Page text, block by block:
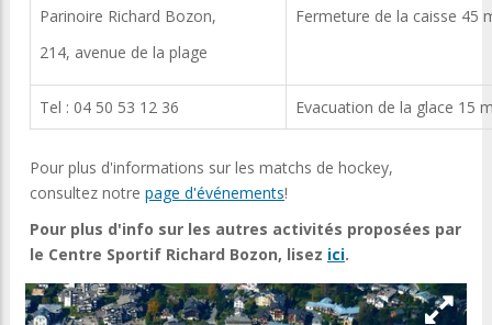
Parinoire Richard Bozon,
214, avenue de la plage
Fermeture de la caisse 45
Tel : 04 50 53 12 36 Evacuation de la glace 15
Pour plus d'informations sur les matchs de hockey,
consultez notre page d'événements!
Pour plus d'info sur les autres activités proposées par
le Centre Sportif Richard Bozon, lisez ici.